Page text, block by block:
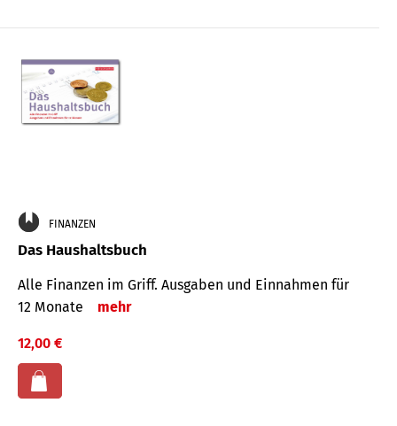
FINANZEN
Das Haushaltsbuch
Alle Finanzen im Griff. Aus­gaben und Ein­nahmen für
12 Monate
mehr
12,00 €